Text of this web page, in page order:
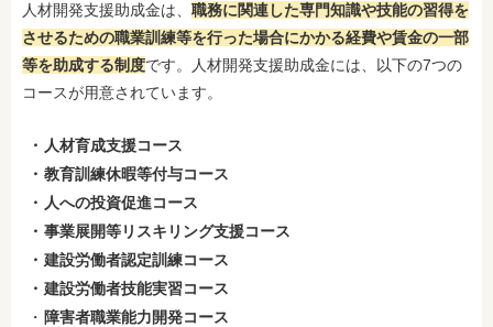
人材開発支援助成金は、 職務に関連した専門知識や技能の習得を
させるための職業訓練等を行った場合にかかる経費や賃金の一部
等を助成する制度です。人材開発支援助成金には、以下の7つの
コースが用意されています。
人材育成支援コース
教育訓練休暇等付与コース
人への投資促進コース
事業展開等リスキリング支援コース
建設労働者認定訓練コース
建設労働者技能実習コース
障害者職業能力開発コース